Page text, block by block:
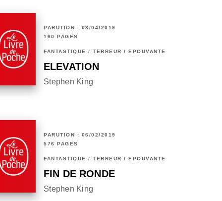
PARUTION : 03/04/2019
160 PAGES
FANTASTIQUE / TERREUR / EPOUVANTE
ELEVATION
Stephen King
PARUTION : 06/02/2019
576 PAGES
FANTASTIQUE / TERREUR / EPOUVANTE
FIN DE RONDE
Stephen King